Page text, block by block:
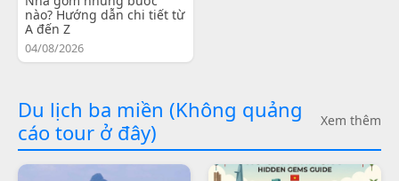
nào? Hướng dẫn chi tiết từ
A đến Z
04/08/2026
Du lịch ba miền (Không quảng
cáo tour ở đây)
Xem thêm